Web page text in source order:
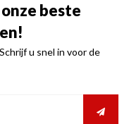
beste
u snel in voor de